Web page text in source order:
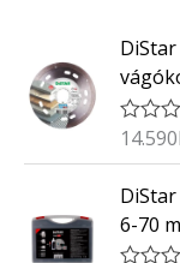
É
é
k
e
l
14.590
6-70